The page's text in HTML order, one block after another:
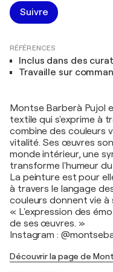
Suivre
RÉFÉRENCES
Inclus dans des
Travaille sur
Montse Barberà Pujol
textile qui s'exprime à
combine des couleurs
vitalité. Ses œuvres
monde intérieur, une
transforme l'humeur
La peinture est pour
à travers le langage
couleurs donnent vie à
« L'expression des
de ses œuvres. »
Instagram :
Découvrir la page de